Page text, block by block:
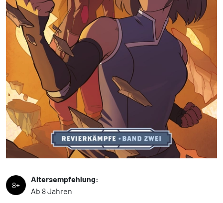
8+
Altersempfehlung:
Ab 8 Jahren